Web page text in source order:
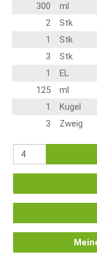
300
ml
2
Stk
1
Stk
3
Stk
1
EL
125
ml
1
Kugel
3
Zweig